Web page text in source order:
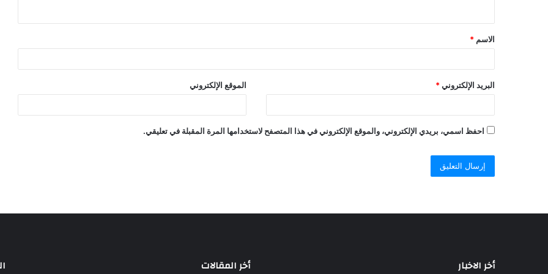
الاسم *
البريد الإلكتروني * الموقع الإلكتروني
احفظ اسمي، بريدي الإلكتروني، والموقع الإلكتروني في هذا المتصفح لاستخدامها المرة المقبلة في تعليقي.
أخر الاخبار أخر المقالات